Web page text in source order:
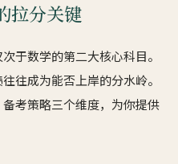
拉分关键
于数学的第二大核心科目。
往成为能否上岸的分水岭。
考策略三个维度，为你提供